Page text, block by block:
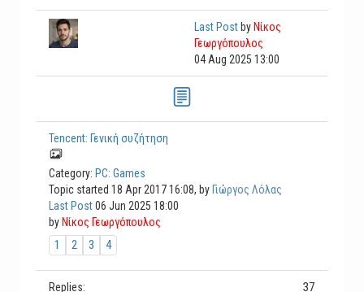
Last Post by Νίκος
Γεωργόπουλος
04 Aug 2025 13:00
Tencent: Γενική συζήτηση
Category: PC: Games
Topic started 18 Apr 2017 16:08, by Γιώργος Λόλας
Last Post06 Jun 2025 18:00
by Νίκος Γεωργόπουλος
1 2 3 4
Replies: 37